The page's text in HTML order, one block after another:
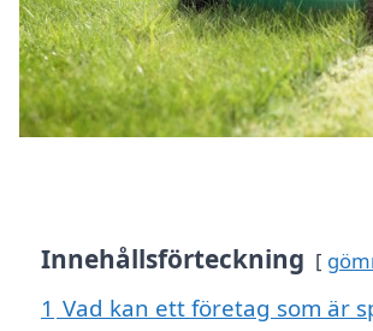
Innehållsförteckning
1 Vad kan ett företag som är